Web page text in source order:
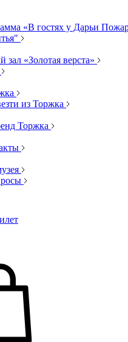
«В гостях у Дарьи
«Золотая верста»
из Торжка
Торжка